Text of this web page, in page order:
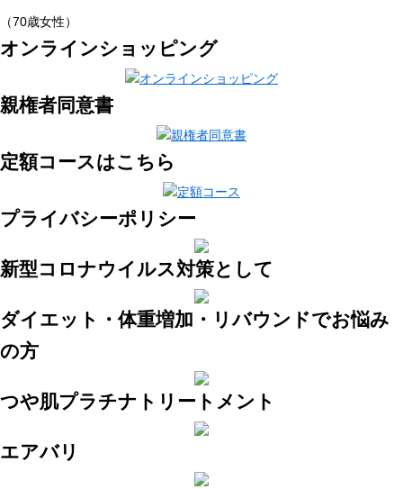
（70歳女性）
オンラインショッピング
親権者同意書
定額コースはこちら
プライバシーポリシー
新型コロナウイルス対策として
ダイエット・体重増加・リバウンドでお悩み
の方
つや肌プラチナトリートメント
エアバリ